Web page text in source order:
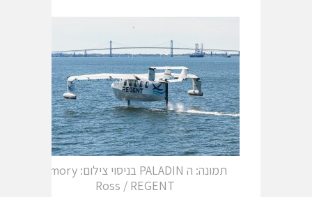
תמונה: ה PALADIN בניסוי צילום: Amory
Ross / REGENT